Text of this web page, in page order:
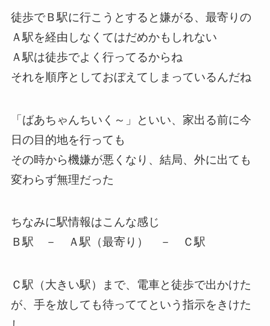
徒歩でＢ駅に行こうとすると嫌がる、最寄りの
Ａ駅を経由しなくてはだめかもしれない
Ａ駅は徒歩でよく行ってるからね
それを順序としておぼえてしまっているんだね
「ばあちゃんちいく～」といい、家出る前に今
日の目的地を行っても
その時から機嫌が悪くなり、結局、外に出ても
変わらず無理だった
ちなみに駅情報はこんな感じ
Ｂ駅 － Ａ駅（最寄り） － Ｃ駅
Ｃ駅（大きい駅）まで、電車と徒歩で出かけた
が、手を放しても待っててという指示をきけた